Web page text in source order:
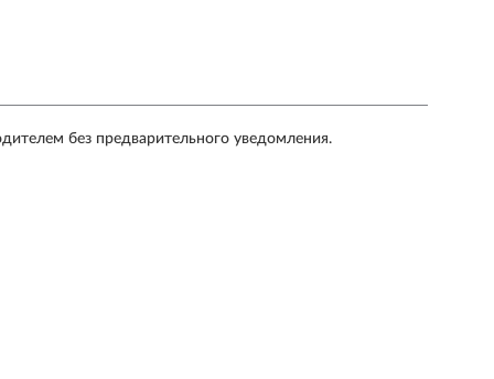
без предварительного уведомления.